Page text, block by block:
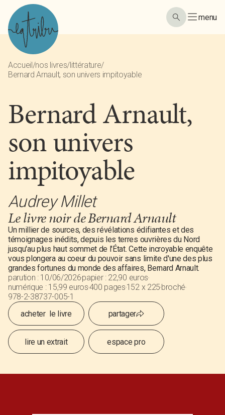
menu
Accueil/nos livres/littérature/
Bernard Arnault, son univers impitoyable
Bernard Arnault,
son univers
impitoyable
Audrey Millet
Le livre noir de Bernard Arnault
Un millier de sources, des révélations édifiantes et des
témoignages inédits, depuis les terres ouvrières du Nord
jusqu'au plus haut sommet de l'État. Cette incroyable enquête
vous plongera au coeur du pouvoir sans limite d'une des plus
grandes fortunes du monde des affaires, Bernard Arnault.
parution : 10/06/2026papier : 22,90 euros
numérique : 15,99 euros400 pages152 x 225broché
978-2-38737-005-1
acheter le livre
partager
lire un extrait espace pro